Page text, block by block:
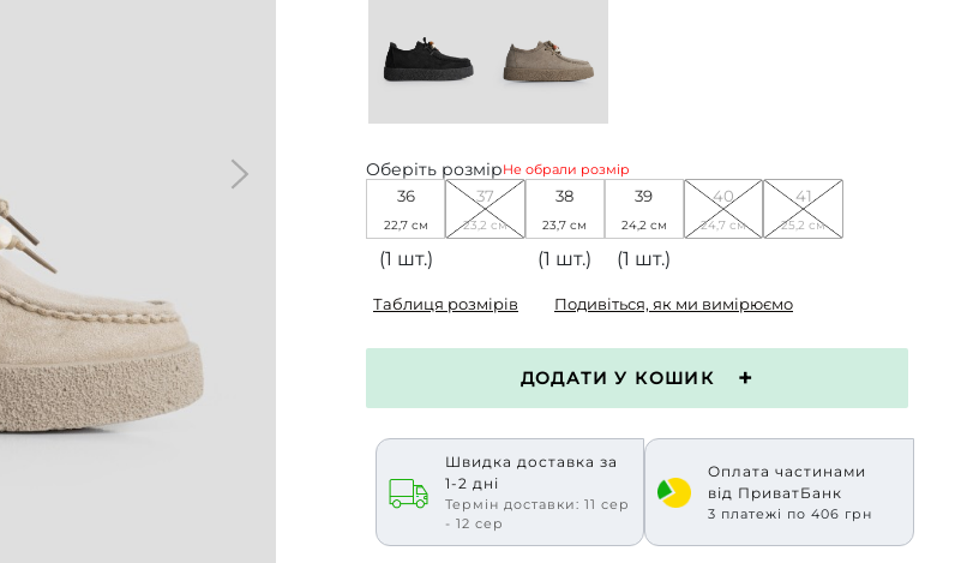
Оберіть розмірНе обрали розмір
36
22,7 см
(1 шт.)
37
23,2 см
38
23,7 см
(1 шт.)
39
24,2 см
(1 шт.)
40
24,7 см
41
25,2 см
Таблиця розмірів Подивіться, як ми вимірюємо
ДОДАТИ У КОШИК
Швидка доставка за
1-2 дні
Термін доставки: 11 сер
- 12 сер
Оплата частинами
від ПриватБанк
3 платежі по 406 грн